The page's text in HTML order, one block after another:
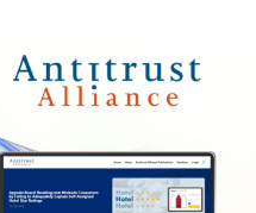
acero, estableciendo un
arancelario de…